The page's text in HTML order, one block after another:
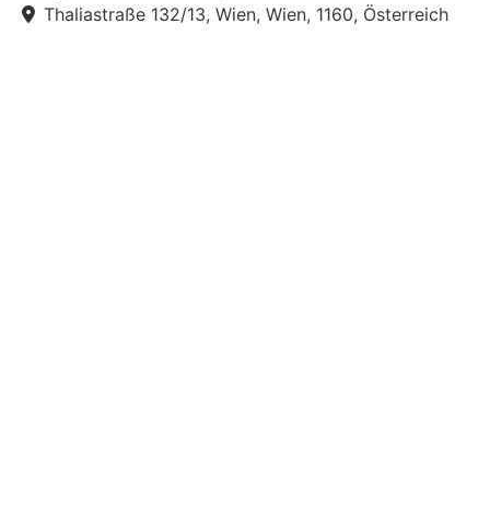
Thaliastraße 132/13, Wien, Wien, 1160, Österreich